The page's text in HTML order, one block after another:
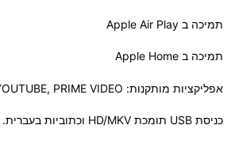
תמיכה ב Apple Air Play
תמיכה ב Apple Home
אפליקציות מותקנות: NETFLIX, YOUTUBE, PRIME VIDEO ועוד
כניסת USB תומכת HD/MKV וכתוביות בעברית.